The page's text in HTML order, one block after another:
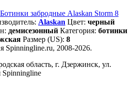
Ботинки забродные Alaskan Storm 8
Alaskan Цвет: черный
демисезонный Категория: ботинки
Размер (US): 8
Spinningline.ru, 2008-2026.
область, г. Дзержинск, ул.
Spinningline